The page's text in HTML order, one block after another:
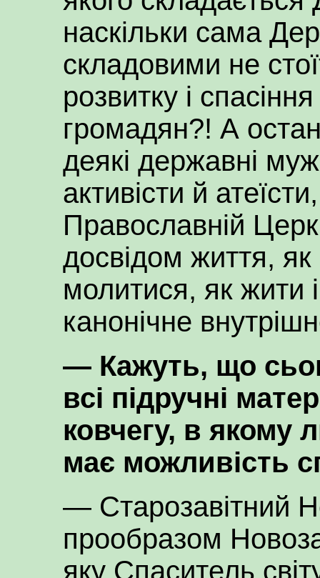
наскільки сама
складовими не
розвитку і
громадян?! А
деякі державні
активісти й
Православній
досвідом життя,
молитися, як жити
канонічне
— Кажуть, що
всі підручні
ковчегу, в якому
має можливість
— Старозавітний
прообразом
яку Спаситель